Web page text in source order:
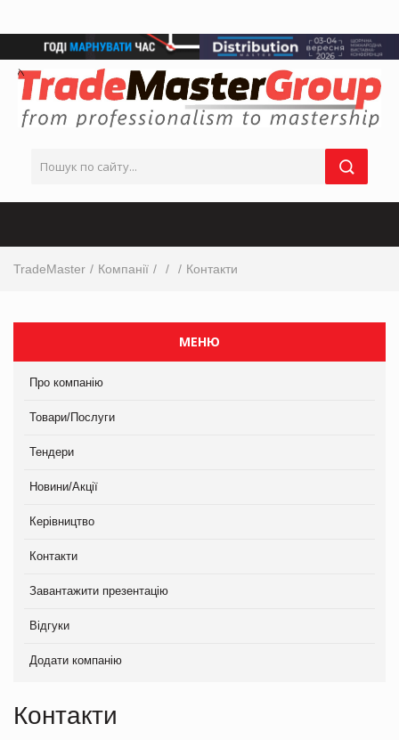
TradeMaster Компанії Контакти
МЕНЮ
Про компанію
Товари/Послуги
Тендери
Новини/Акції
Керівництво
Контакти
Завантажити презентацію
Відгуки
Додати компанію
Контакти